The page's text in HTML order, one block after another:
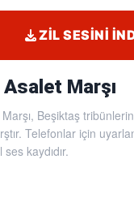
Marşı
Beşiktaş
Telefonlar için
kaydıdır.
ZIL SESINI